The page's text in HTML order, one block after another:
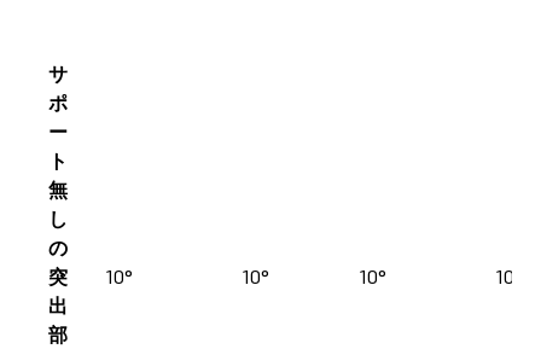
サ
ポ
ー
ト
無
し
の
突
出
部
10° 10° 10° 10°